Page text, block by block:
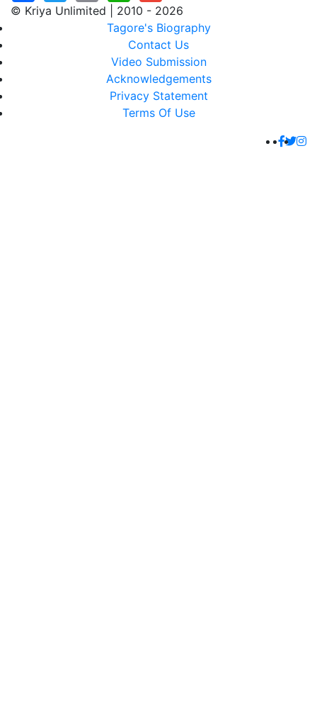
© Kriya Unlimited | 2010 - 2026
Tagore's Biography
Contact Us
Video Submission
Acknowledgements
Privacy Statement
Terms Of Use